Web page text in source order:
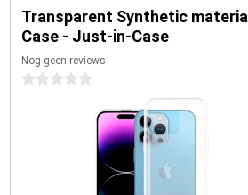
Transparent Synthetic material
Case - Just-in-Case
Nog geen reviews
0 sterren